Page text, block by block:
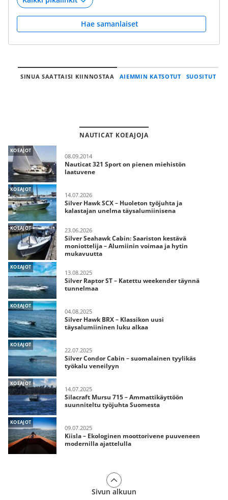
Hae samanlaiset
SINUA SAATTAISI KIINNOSTAA AIEMMIN KATSOTUT SUOSITUT
NAUTICAT KOEAJOJA
KOEAJOT
08.09.2014
Nauticat 321 Sport on pienen miehistön
laatuvene
KOEAJOT
14.07.2026
Silver Hawk SCX – Huoleton työjuhta ja
kalastajan unelma täysalumiinisena
KOEAJOT 23.06.2026
Silver Seahawk Cabin: Saariston kestävä
moniottelija – Alumiinin voimaa ja hytin
mukavuutta
KOEAJOT
13.08.2025
Silver Raptor ST – Katettu weekender täynnä
tunnelmaa
KOEAJOT
04.08.2025
Silver Hawk BRX – Klassikon uusi
täysalumiininen luku alkaa
KOEAJOT
22.07.2025
Silver Condor Cabin – suomalainen tyylikäs
työkalu veneilyyn
KOEAJOT
14.07.2025
Silacraft Mursu 715 – Ammattikäyttöön
suunniteltu työjuhta Suomesta
KOEAJOT
09.07.2025
Kiisla – Ekologinen moottorivene puuveneen
modernilla ajattelulla
Sivun alkuun